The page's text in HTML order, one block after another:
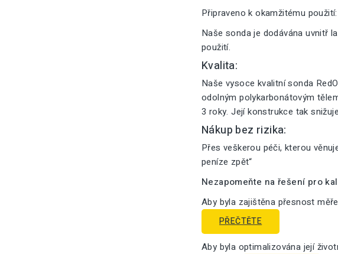
Připraveno k okamžitému použití:
Naše sonda je dodávána uvnitř
použití.
Kvalita:
Naše vysoce kvalitní sonda
odolným polykarbonátovým
3 roky. Její konstrukce tak
Nákup bez rizika:
Přes veškerou péči, kterou
peníze zpět“
Nezapomeňte na řešení pro
Aby byla zajištěna přesnost
PŘEČTĚTE
Aby byla optimalizována její